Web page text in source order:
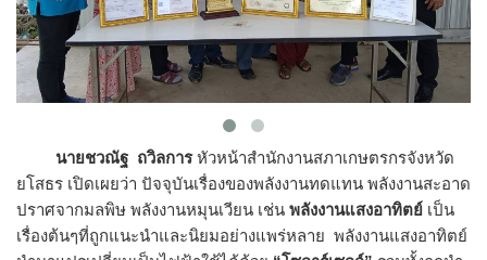
นายชวณัฐ ถวิลการหัวหน้าสำนักงานสภาเกษตรกรจังหวัด
ยโสธร เปิดเผยว่า ปัจจุบันเรื่องของพลังงานทดแทน พลังงานสะอาด
ปราศจากมลพิษ พลังงานหมุนเวียน เช่น พลังงานแสงอาทิตย์ เป็น
เรื่องต้นๆที่ถูกแนะนำและนิยมอย่างแพร่หลาย พลังงานแสงอาทิตย์